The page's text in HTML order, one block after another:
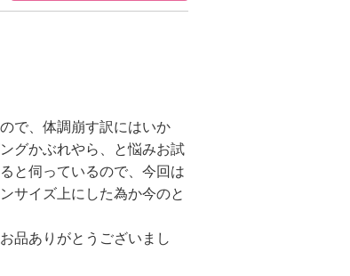
で、体調崩す訳にはいか
グかぶれやら、と悩みお試
と伺っているので、今回は
サイズ上にした為か今のと
品ありがとうございまし